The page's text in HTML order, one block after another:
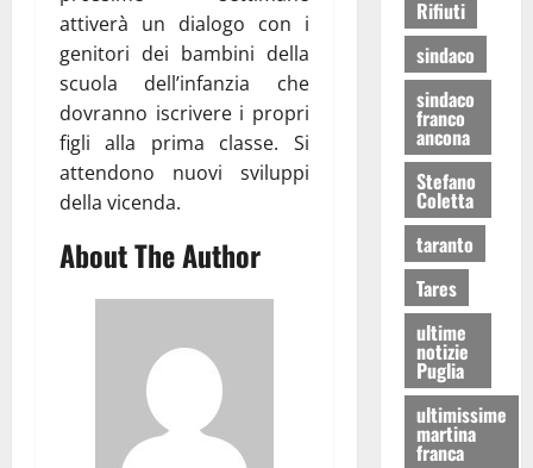
attiverà un dialogo con i
genitori dei bambini della
scuola dell’infanzia che
dovranno iscrivere i propri
figli alla prima classe. Si
attendono nuovi sviluppi
della vicenda.
About The Author
Rifiuti
sindaco
sindaco
franco
ancona
Stefano
Coletta
taranto
Tares
ultime
notizie
Puglia
ultimissime
martina
franca